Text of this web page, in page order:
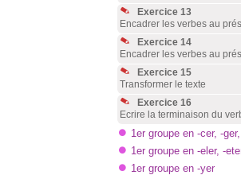
Exercice 13
Encadrer les verbes au
Exercice 14
Encadrer les verbes au
Exercice 15
Transformer le texte
Exercice 16
Ecrire la terminaison du
1er groupe en -cer, -
1er groupe en -eler, -
1er groupe en -yer